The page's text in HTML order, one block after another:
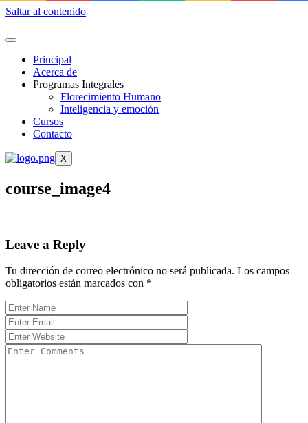
Saltar al contenido
Principal
Acerca de
Programas Integrales
Florecimiento Humano
Inteligencia y emoción
Cursos
Contacto
X
course_image4
Leave a Reply
Tu dirección de correo electrónico no será publicada. Los campos
obligatorios están marcados con *